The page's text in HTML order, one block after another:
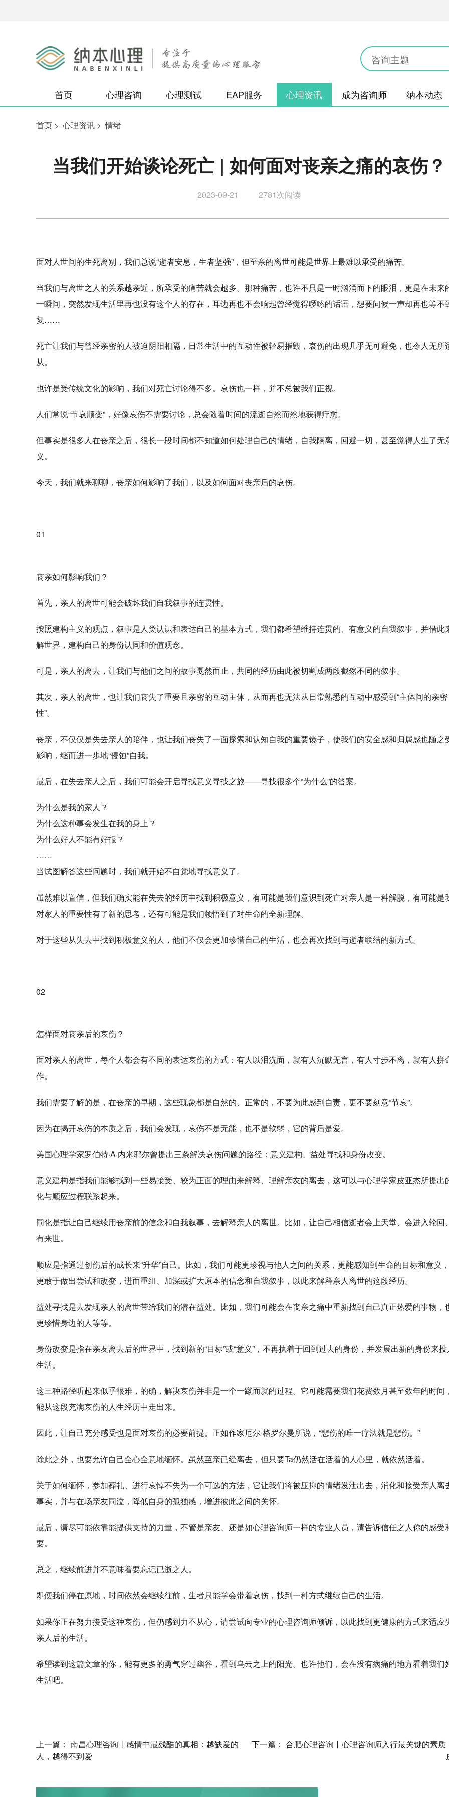
首页 心理咨询 心理测试 EAP服务 心理资讯 成为咨询师 纳本动态
首页 > 心理资讯 >情绪
当我们开始谈论死亡 | 如何面对丧亲之痛的哀伤？
2023-09-21 2781次阅读
面对人世间的生死离别，我们总说“逝者安息，生者坚强”，但至亲的离世可能是世界上最难以承受的痛苦。
当我们与离世之人的关系越亲近，所承受的痛苦就会越多。那种痛苦，也许不只是一时汹涌而下的眼泪，更是在未来
一瞬间，突然发现生活里再也没有这个人的存在，耳边再也不会响起曾经觉得啰嗦的话语，想要问候一声却再也等不
复……
死亡让我们与曾经亲密的人被迫阴阳相隔，日常生活中的互动性被轻易摧毁，哀伤的出现几乎无可避免，也令人无所
从。
也许是受传统文化的影响，我们对死亡讨论得不多。哀伤也一样，并不总被我们正视。
人们常说“节哀顺变”，好像哀伤不需要讨论，总会随着时间的流逝自然而然地获得疗愈。
但事实是很多人在丧亲之后，很长一段时间都不知道如何处理自己的情绪，自我隔离，回避一切，甚至觉得人生了无
义。
今天，我们就来聊聊，丧亲如何影响了我们，以及如何面对丧亲后的哀伤。
01
丧亲如何影响我们？
首先，亲人的离世可能会破坏我们自我叙事的连贯性。
按照建构主义的观点，叙事是人类认识和表达自己的基本方式，我们都希望维持连贯的、有意义的自我叙事，并借此
解世界，建构自己的身份认同和价值观念。
可是，亲人的离去，让我们与他们之间的故事戛然而止，共同的经历由此被切割成两段截然不同的叙事。
其次，亲人的离世，也让我们丧失了重要且亲密的互动主体，从而再也无法从日常熟悉的互动中感受到“主体间的亲密
性”。
丧亲，不仅仅是失去亲人的陪伴，也让我们丧失了一面探索和认知自我的重要镜子，使我们的安全感和归属感也随之
影响，继而进一步地“侵蚀”自我。
最后，在失去亲人之后，我们可能会开启寻找意义寻找之旅——寻找很多个“为什么”的答案。
为什么是我的家人？
为什么这种事会发生在我的身上？
为什么好人不能有好报？
……
当试图解答这些问题时，我们就开始不自觉地寻找意义了。
虽然难以置信，但我们确实能在失去的经历中找到积极意义，有可能是我们意识到死亡对亲人是一种解脱，有可能是
对家人的重要性有了新的思考，还有可能是我们领悟到了对生命的全新理解。
对于这些从失去中找到积极意义的人，他们不仅会更加珍惜自己的生活，也会再次找到与逝者联结的新方式。
02
怎样面对丧亲后的哀伤？
面对亲人的离世，每个人都会有不同的表达哀伤的方式：有人以泪洗面，就有人沉默无言，有人寸步不离，就有人拼
作。
我们需要了解的是，在丧亲的早期，这些现象都是自然的、正常的，不要为此感到自责，更不要刻意“节哀”。
因为在揭开哀伤的本质之后，我们会发现，哀伤不是无能，也不是软弱，它的背后是爱。
美国心理学家罗伯特·A·内米耶尔曾提出三条解决哀伤问题的路径：意义建构、益处寻找和身份改变。
意义建构是指我们能够找到一些易接受、较为正面的理由来解释、理解亲友的离去，这可以与心理学家皮亚杰所提出
化与顺应过程联系起来。
同化是指让自己继续用丧亲前的信念和自我叙事，去解释亲人的离世。比如，让自己相信逝者会上天堂、会进入轮回
有来世。
顺应是指通过创伤后的成长来“升华”自己。比如，我们可能更珍视与他人之间的关系，更能感知到生命的目标和意义
更敢于做出尝试和改变，进而重组、加深或扩大原本的信念和自我叙事，以此来解释亲人离世的这段经历。
益处寻找是去发现亲人的离世带给我们的潜在益处。比如，我们可能会在丧亲之痛中重新找到自己真正热爱的事物，
更珍惜身边的人等等。
身份改变是指在亲友离去后的世界中，找到新的“目标”或“意义”，不再执着于回到过去的身份，并发展出新的身份来
生活。
这三种路径听起来似乎很难，的确，解决哀伤并非是一个一蹴而就的过程。它可能需要我们花费数月甚至数年的时间
能从这段充满哀伤的人生经历中走出来。
因此，让自己充分感受也是面对哀伤的必要前提。正如作家厄尔·格罗尔曼所说，“悲伤的唯一疗法就是悲伤。”
除此之外，也要允许自己全心全意地缅怀。虽然至亲已经离去，但只要Ta仍然活在活着的人心里，就依然活着。
关于如何缅怀，参加葬礼、进行哀悼不失为一个可选的方法，它让我们将被压抑的情绪发泄出去，消化和接受亲人离
事实，并与在场亲友同泣，降低自身的孤独感，增进彼此之间的关怀。
最后，请尽可能依靠能提供支持的力量，不管是亲友、还是如心理咨询师一样的专业人员，请告诉信任之人你的感受
要。
总之，继续前进并不意味着要忘记已逝之人。
即便我们停在原地，时间依然会继续往前，生者只能学会带着哀伤，找到一种方式继续自己的生活。
如果你正在努力接受这种哀伤，但仍感到力不从心，请尝试向专业的心理咨询师倾诉，以此找到更健康的方式来适应
亲人后的生活。
希望读到这篇文章的你，能有更多的勇气穿过幽谷，看到乌云之上的阳光。也许他们，会在没有病痛的地方看着我们
生活吧。
上一篇： 南昌心理咨询丨感情中最残酷的真相：越缺爱的
人，越得不到爱
下一篇： 合肥心理咨询丨心理咨询师入行最关键的素质